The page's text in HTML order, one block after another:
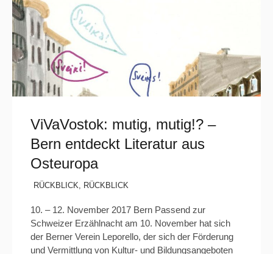
ViVaVostok: mutig, mutig!? –
Bern entdeckt Literatur aus
Osteuropa
RÜCKBLICK, RÜCKBLICK
10. – 12. November 2017 Bern Passend zur
Schweizer Erzählnacht am 10. November hat sich
der Berner Verein Leporello, der sich der Förderung
und Vermittlung von Kultur- und Bildungsangeboten